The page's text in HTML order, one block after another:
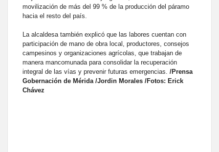
movilización de más del 99 % de la producción del páramo
hacia el resto del país.
La alcaldesa también explicó que las labores cuentan con
participación de mano de obra local, productores, consejos
campesinos y organizaciones agrícolas, que trabajan de
manera mancomunada para consolidar la recuperación
integral de las vías y prevenir futuras emergencias. /Prensa
Gobernación de Mérida /Jordin Morales /Fotos: Erick
Chávez